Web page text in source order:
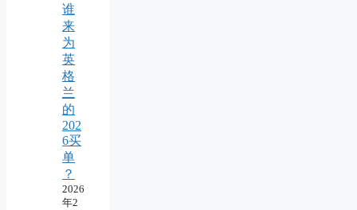
谁
来
为
英
格
兰
的
202
6买
单
？
2026
年2